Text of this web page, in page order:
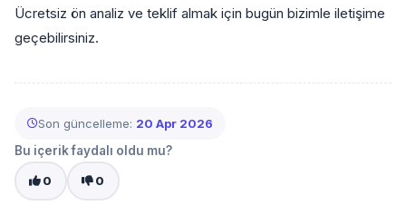
Ücretsiz ön analiz ve teklif almak için bugün bizimle iletişime
geçebilirsiniz.
Son güncelleme: 20 Apr 2026
Bu içerik faydalı oldu mu?
0 0